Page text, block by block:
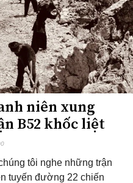
niên xung
B52 khốc liệt
tôi nghe những trận
tuyến đường 22 chiến